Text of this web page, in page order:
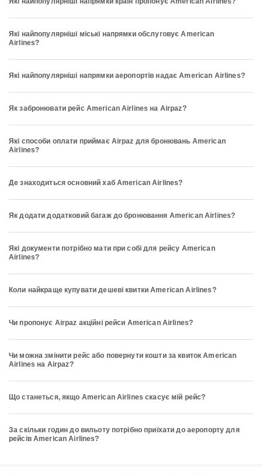
Які найпопулярніші міські напрямки обслуговує American
Airlines?
Які найпопулярніші напрямки аеропортів надає American Airlines?
Як забронювати рейс American Airlines на Airpaz?
Які способи оплати приймає Airpaz для бронювань American
Airlines?
Де знаходиться основний хаб American Airlines?
Як додати додатковий багаж до бронювання American Airlines?
Які документи потрібно мати при собі для рейсу American
Airlines?
Коли найкраще купувати дешеві квитки American Airlines?
Чи пропонує Airpaz акційні рейси American Airlines?
Чи можна змінити рейс або повернути кошти за квиток American
Airlines на Airpaz?
Що станеться, якщо American Airlines скасує мій рейс?
За скільки годин до вильоту потрібно приїхати до аеропорту для
рейсів American Airlines?